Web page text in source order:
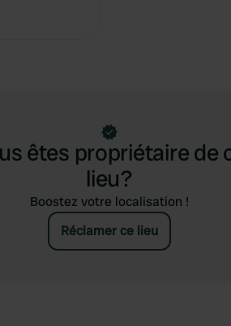
êtes propriétaire de
lieu?
Boostez votre localisation !
Réclamer ce lieu